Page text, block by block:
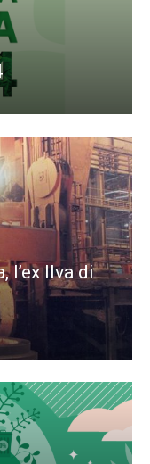
l’ex Ilva di